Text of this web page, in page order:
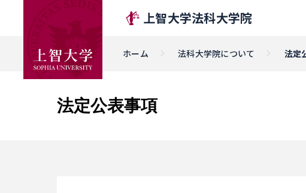
上智大学法科大学院
ホーム 法科大学院について 法定
法定公表事項